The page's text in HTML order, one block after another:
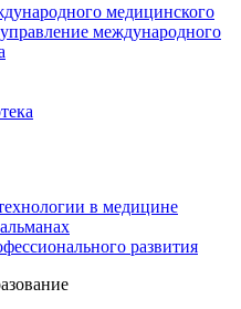
медицинского
международного
в медицине
развития